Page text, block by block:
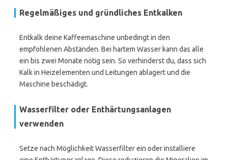
Regelmäßiges und gründliches Entkalken
Entkalk deine Kaffeemaschine unbedingt in den
empfohlenen Abständen. Bei hartem Wasser kann das alle
ein bis zwei Monate nötig sein. So verhinderst du, dass sich
Kalk in Heizelementen und Leitungen ablagert und die
Maschine beschädigt.
Wasserfilter oder Enthärtungsanlagen
verwenden
Setze nach Möglichkeit Wasserfilter ein oder installiere